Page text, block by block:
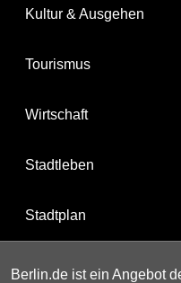
Kultur & Ausgehen
Tourismus
Wirtschaft
Stadtleben
Stadtplan
Berlin.de ist ein Angebot